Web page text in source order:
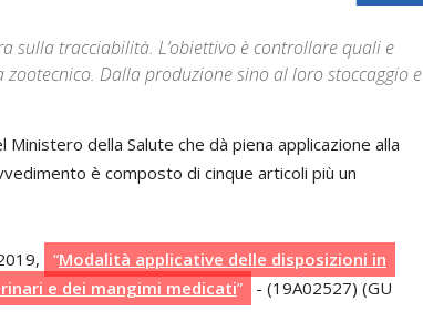
sulla tracciabilità. L’obiettivo è controllare quali e
Dalla produzione sino al loro stoccaggio e
della Salute che dà piena applicazione alla
è composto di cinque articoli più un
“Modalità applicative delle disposizioni in
e dei mangimi medicati”
- (19A02527) (GU